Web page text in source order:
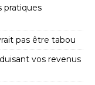
pratiques
pas être tabou
vos revenus